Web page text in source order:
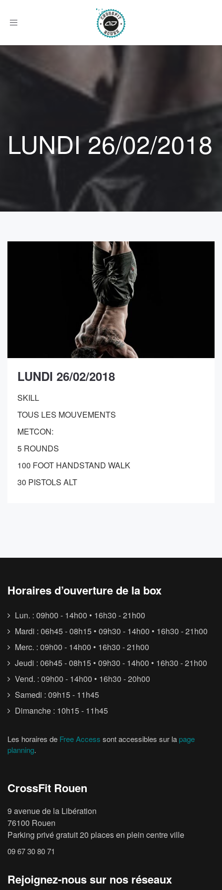
Afficher
LUNDI 26/02/2018
LUNDI 26/02/2018
SKILL
TOUS LES MOUVEMENTS
METCON:
5 ROUNDS
100 FOOT HANDSTAND WALK
30 PISTOLS ALT
Horaires d’ouverture de la box
Lun. : 09h00 - 14h00 • 16h30 - 21h00
Mardi : 06h45 - 08h15 • 09h30 - 14h00 • 16h30 - 21h00
Merc. : 09h00 - 14h00 • 16h30 - 21h00
Jeudi : 06h45 - 08h15 • 09h30 - 14h00 • 16h30 - 21h00
Vend. : 09h00 - 14h00 • 16h30 - 20h00
Samedi : 09h15 - 11h45
Dimanche : 10h15 - 11h45
Les horaires de Free Access sont accessibles sur la page
planning.
CrossFit Rouen
9 avenue de la Libération
76100 Rouen
Parking privé gratuit 20 places en plein centre ville
09 67 30 80 71
Rejoignez-nous sur nos réseaux